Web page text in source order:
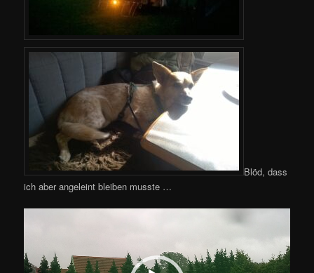
Blöd, dass
ich aber angeleint bleiben musste …